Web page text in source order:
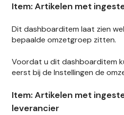
Item: Artikelen met
Dit dashboarditem laat zien
bepaalde omzetgroep zitten.
Voordat u dit dashboarditem
eerst bij de Instellingen de
Item: Artikelen met
leverancier